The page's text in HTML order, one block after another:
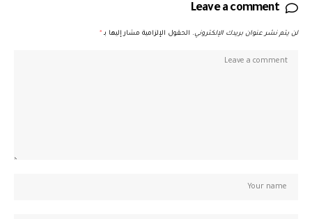
Leave a comment
لن يتم نشر عنوان بريدك الإلكتروني. الحقول الإلزامية مشار إليها بـ *